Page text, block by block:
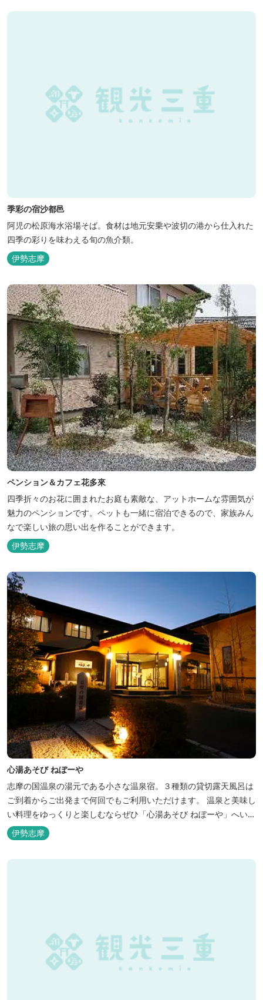
季彩の宿沙都邑
阿児の松原海水浴場そば。食材は地元安乗や波切の港から仕入れた
四季の彩りを味わえる旬の魚介類。
伊勢志摩
ペンション＆カフェ花多來
四季折々のお花に囲まれたお庭も素敵な、アットホームな雰囲気が
魅力のペンションです。ペットも一緒に宿泊できるので、家族みん
なで楽しい旅の思い出を作ることができます。
伊勢志摩
心湯あそび ねぼーや
志摩の国温泉の湯元である小さな温泉宿。３種類の貸切露天風呂は
ご到着からご出発まで何回でもご利用いただけます。 温泉と美味し
い料理をゆっくりと楽しむならぜひ「心湯あそび ねぼーや」へいら
っしゃいませんか？
伊勢志摩